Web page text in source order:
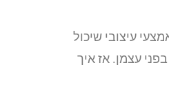
עיצובי שיכול
עצמן. אז איך